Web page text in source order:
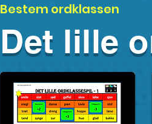
Bestem ordklassen
Det lille